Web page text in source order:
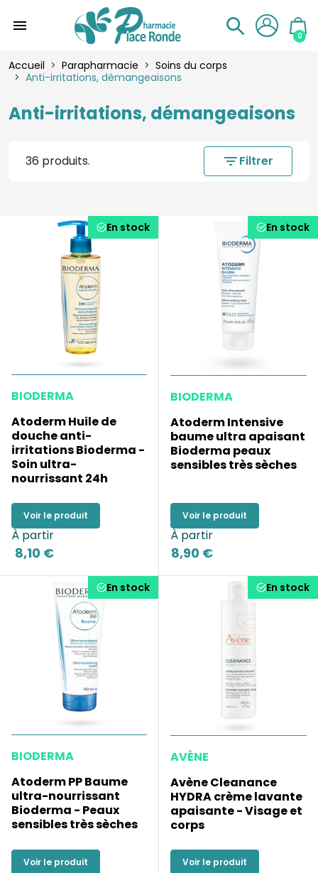
menu
0
Accueil Parapharmacie
Soins du corps
Anti-irritations, démangeaisons
Anti-irritations, démangeaisons
36 produits. filter_listFiltrer
En stock
BIODERMA
Atoderm Huile de
douche anti-
irritations Bioderma -
Soin ultra-
nourrissant 24h
Voir le produit
À partir
8,10 €
En stock
BIODERMA
Atoderm Intensive
baume ultra apaisant
Bioderma peaux
sensibles très sèches
Voir le produit
À partir
8,90 €
En stock
BIODERMA
Atoderm PP Baume
ultra-nourrissant
Bioderma - Peaux
sensibles très sèches
Voir le produit
En stock
AVÈNE
Avène Cleanance
HYDRA crème lavante
apaisante - Visage et
corps
Voir le produit